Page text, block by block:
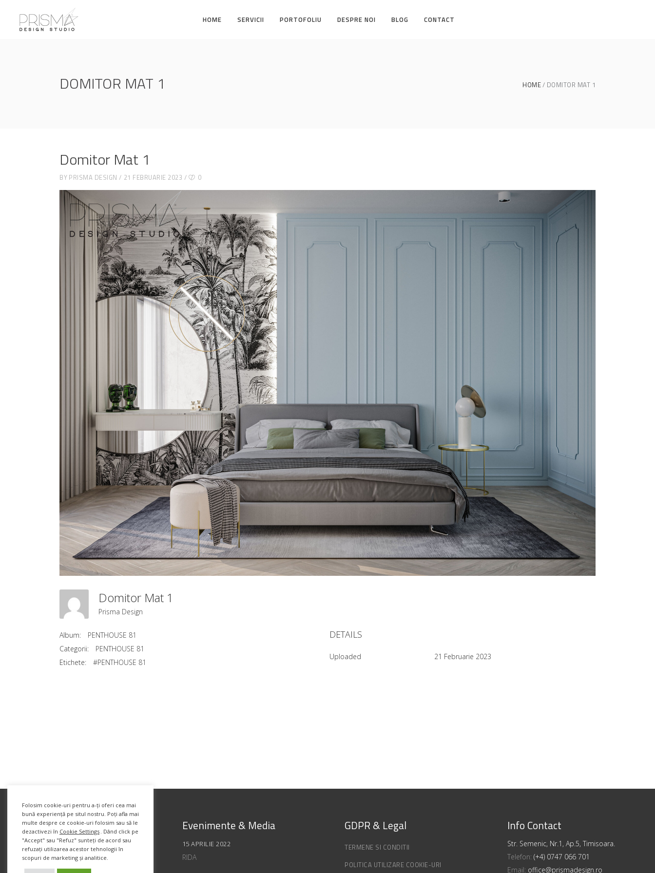
HOME SERVICII PORTOFOLIU DESPRE NOI BLOG CONTACT
DOMITOR MAT 1 HOME DOMITOR MAT 1
Domitor Mat 1
BY PRISMA DESIGN 21 FEBRUARIE 2023 0
Domitor Mat 1
Prisma Design
Album:
PENTHOUSE 81
Categorii:
PENTHOUSE 81
Etichete:
#PENTHOUSE 81
DETAILS
Uploaded 21 Februarie 2023
Evenimente & Media
15 APRILIE 2022
RIDA
GDPR & Legal
TERMENE SI CONDITII
POLITICA UTILIZARE COOKIE-URI
Info Contact
Str. Semenic, Nr.1, Ap.5, Timisoara.
Telefon: (+4) 0747 066 701
Email: office@prismadesign.ro
Folosim cookie-uri pentru a-ți oferi cea mai
bună experiență pe situl nostru. Poți afla mai
multe despre ce cookie-uri folosim sau să le
dezactivezi în Cookie Settings . Dând click pe
"Accept" sau "Refuz" sunteți de acord sau
refuzați utilizarea acestor tehnologii în
scopuri de marketing și analitice.